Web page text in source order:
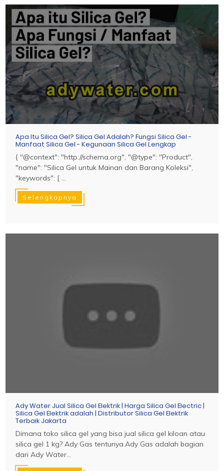
Apa Itu Silica Gel? Silica Gel Adalah? Fungsi Silica Gel -
Manfaat Silica Gel - Kegunaan Silica Gel Lengkap
{ "@context": "http://schema.org", "@type": "Product",
"name": "Silica Gel untuk Mainan dan Barang Koleksi",
"keywords": [ ...
Selengkapnya
Ady Water Jual Silica Gel Elektrik | Harga Silica Gel Electric |
Silica Gel Elektrik adalah | Distributor Silica Gel Elektrik
Terbaik Jakarta
Dimana toko silica gel yang bisa jual silica gel kiloan atau
silica gel 1 kg? Ady Gas tentunya.Ady Gas adalah bagian
dari Ady Water...